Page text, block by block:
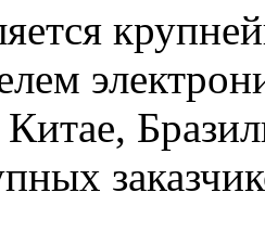
Китае,